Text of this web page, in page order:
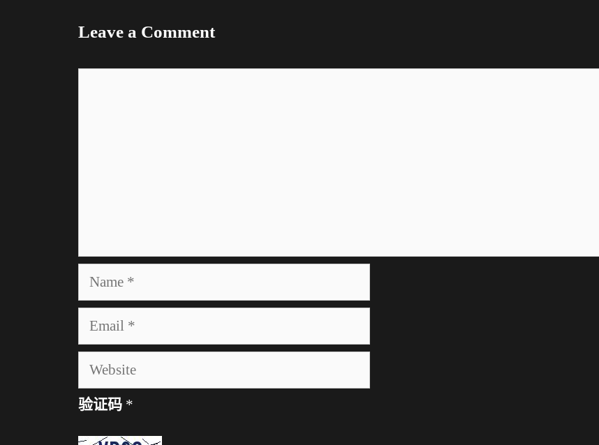
i
s
a
i
Leave a Comment
m
a
lb
s
i
验证码 *